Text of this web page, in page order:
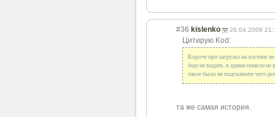
#36 kislenko 26.04.2009
Цитирую Kod:
Короче при загрузке на хостинг
бще не видать, в админ понели не
такое было не подскажите чего
та же самая история.